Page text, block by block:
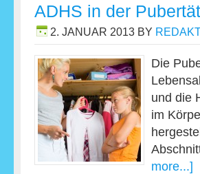
ADHS in der Pubertät
2. JANUAR 2013 BY
Die
und die
im
more...]